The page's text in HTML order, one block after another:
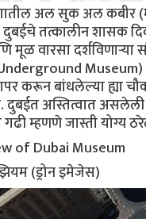
अल सुक अल कबीर
दुबईचे तत्कालीन शासक
मूळ वारसा
Museum)
करून बांधलेल्या ह्या
अस्तित्वात असलेली
गढी म्हणणे जास्ती योग्य
of Dubai Museum
(ड्रोन इमेजेस)